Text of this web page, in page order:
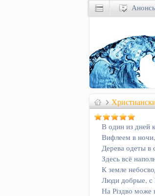
В один из дней
Вифлеем в
Дерева одеты в
Здесь всё
К земле
Люди добрые, с
На Різдво може